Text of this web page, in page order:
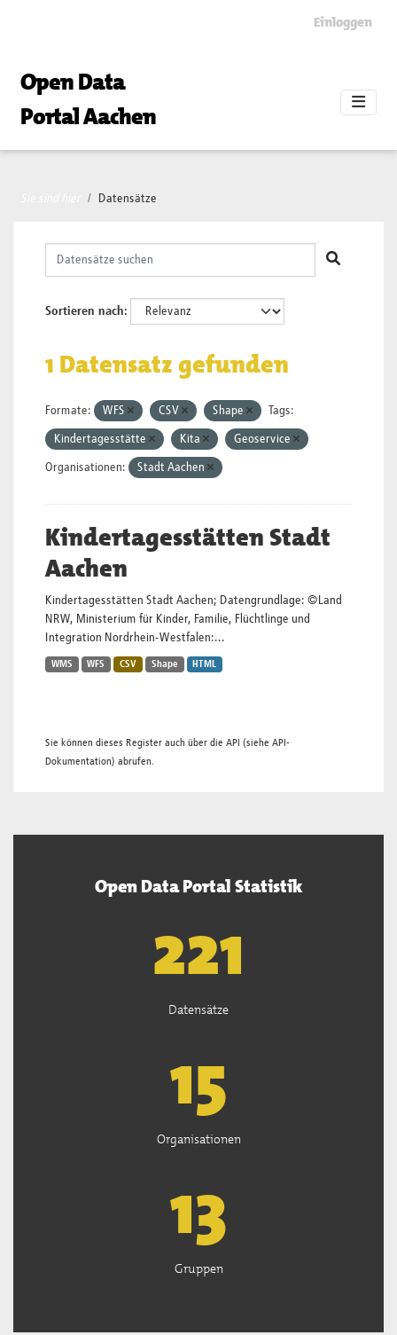
Einloggen
Open Data
Portal Aachen
Datensätze
Sortieren nach
1 Datensatz gefunden
Formate: WFS CSV Shape Tags:
Kindertagesstätte Kita Geoservice
Organisationen: Stadt Aachen
Kindertagesstätten Stadt
Aachen
Kindertagesstätten Stadt Aachen; Datengrundlage: ©Land
NRW, Ministerium für Kinder, Familie, Flüchtlinge und
Integration Nordrhein-Westfalen:...
WMS WFS CSV Shape HTML
Sie können dieses Register auch über die API (siehe API-
Dokumentation) abrufen.
Open Data Portal Statistik
222
Datensätze
15
Organisationen
13
Gruppen